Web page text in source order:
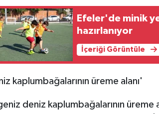
Efeler'de minik
hazırlanıyor
İçeriği Görüntüle
kaplumbağalarının üreme alanı'
deniz kaplumbağalarının